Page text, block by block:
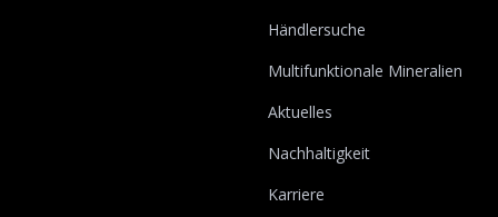
Händlersuche
Multifunktionale Mineralien
Aktuelles
Nachhaltigkeit
Karriere